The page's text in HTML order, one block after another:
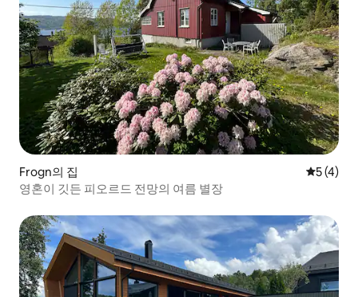
Frogn의 집 평점 5점
5 (4)
영혼이 깃든 피오르드 전망의 여름 별장